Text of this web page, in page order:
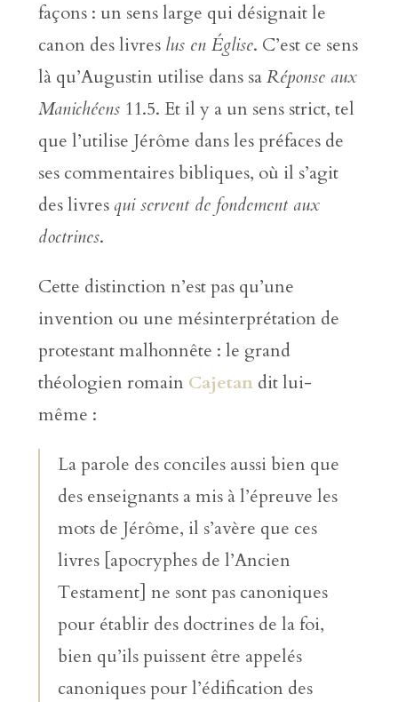
façons : un sens large qui désignait le
canon des livres lus en Église. C’est ce sens
là qu’Augustin utilise dans saRéponse aux
Manichéens11.5. Et il y a un sens strict, tel
que l’utilise Jérôme dans les préfaces de
ses commentaires bibliques, où il s’agit
des livres qui servent de fondement aux
doctrines.
Cette distinction n’est pas qu’une
invention ou une mésinterprétation de
protestant malhonnête : le grand
théologien romain Cajetan dit lui-
même :
La parole des conciles aussi bien que
des enseignants a mis à l’épreuve les
mots de Jérôme, il s’avère que ces
livres [apocryphes de l’Ancien
Testament] ne sont pas canoniques
pour établir des doctrines de la foi,
bien qu’ils puissent être appelés
canoniques pour l’édification des